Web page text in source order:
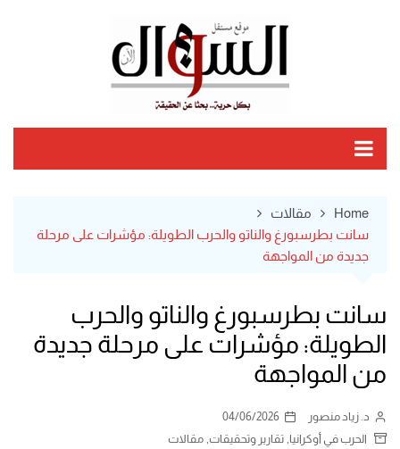
Home
مقالات
سانت بطرسبورغ والناتو والحرب الطويلة: مؤشرات على مرحلة
جديدة من المواجهة
سانت بطرسبورغ والناتو والحرب
الطويلة: مؤشرات على مرحلة جديدة
من المواجهة
د. زياد منصور
04/06/2026
الحرب في أوكرانيا تقارير وتحقيقات مقالات